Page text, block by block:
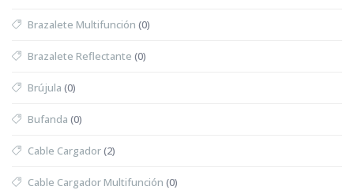
Brazalete Multifunción (0)
Brazalete Reflectante (0)
Brújula (0)
Bufanda (0)
Cable Cargador(2)
Cable Cargador Multifunción (0)